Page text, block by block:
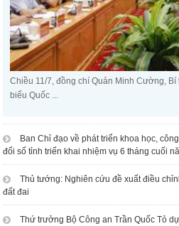
Chiều 11/7, đồng chí Quản Minh Cường,
biểu Quốc ...
Ban Chỉ đạo về phát triển khoa học,
đổi số tỉnh triển khai nhiệm vụ 6 tháng cuối
Thủ tướng: Nghiên cứu đề xuất điều
đất đai
Thứ trưởng Bộ Công an Trần Quốc Tỏ